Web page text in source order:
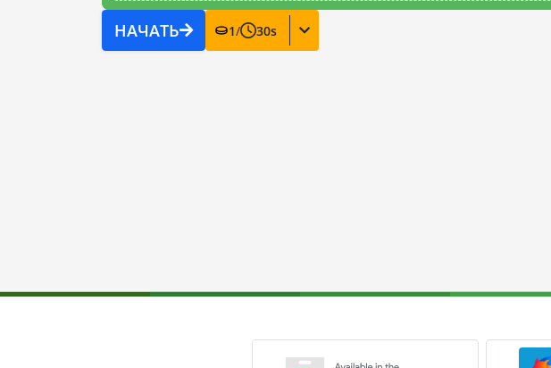
НАЧАТЬ 1/ 30s